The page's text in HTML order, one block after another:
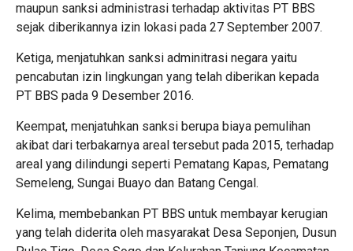
maupun sanksi administrasi terhadap aktivitas PT BBS
sejak diberikannya izin lokasi pada 27 September 2007.
Ketiga, menjatuhkan sanksi adminitrasi negara yaitu
pencabutan izin lingkungan yang telah diberikan kepada
PT BBS pada 9 Desember 2016.
Keempat, menjatuhkan sanksi berupa biaya pemulihan
akibat dari terbakarnya areal tersebut pada 2015, terhadap
areal yang dilindungi seperti Pematang Kapas, Pematang
Semeleng, Sungai Buayo dan Batang Cengal.
Kelima, membebankan PT BBS untuk membayar kerugian
yang telah diderita oleh masyarakat Desa Seponjen, Dusun